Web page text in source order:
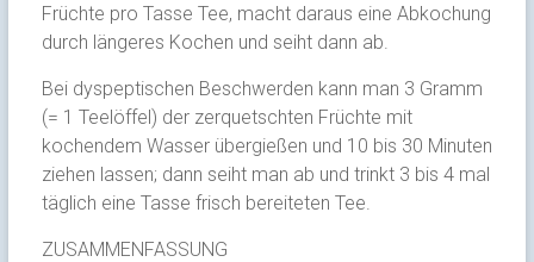
Früchte pro Tasse Tee, macht daraus eine Abkochung
durch längeres Kochen und seiht dann ab.
Bei dyspeptischen Beschwerden kann man 3 Gramm
(= 1 Teelöffel) der zerquetschten Früchte mit
kochendem Wasser übergießen und 10 bis 30 Minuten
ziehen lassen; dann seiht man ab und trinkt 3 bis 4 mal
täglich eine Tasse frisch bereiteten Tee.
ZUSAMMENFASSUNG